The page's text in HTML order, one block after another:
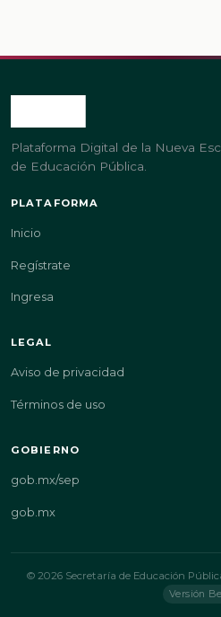
Plataforma Digital de la Nueva
de Educación Pública.
PLATAFORMA
Inicio
Regístrate
Ingresa
LEGAL
Aviso de privacidad
Términos de uso
GOBIERNO
gob.mx/sep
gob.mx
© 2026 Secretaría de Educación
Versión